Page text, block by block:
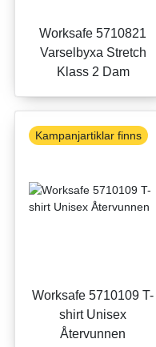
Worksafe 5710821
Varselbyxa Stretch
Klass 2 Dam
Kampanjartiklar finns
Worksafe 5710109 T-
shirt Unisex
Återvunnen